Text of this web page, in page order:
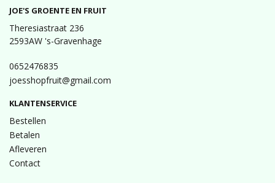
JOE'S GROENTE EN FRUIT
Theresiastraat 236
2593AW 's-Gravenhage
0652476835
joesshopfruit@gmail.com
KLANTENSERVICE
Bestellen
Betalen
Afleveren
Contact